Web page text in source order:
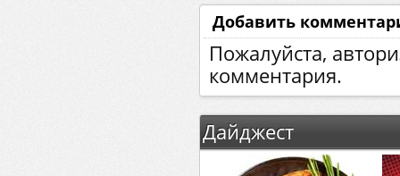
Добавить
Пожалуйста,
комментария.
Дайджест